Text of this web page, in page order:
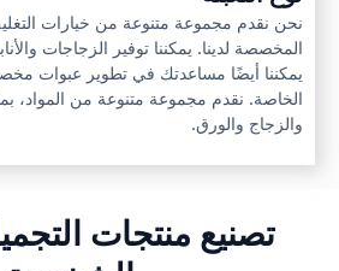
نحن نقدم مجموعة متنوعة من خيارات
المخصصة لدينا. يمكننا توفير الزجاجات
يمكننا أيضًا مساعدتك في تطوير عبوات
الخاصة. نقدم مجموعة متنوعة من المواد،
والزجاج والورق.
تصنيع منتجات